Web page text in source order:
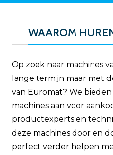
WAAROM
Op zoek naar machines
lange termijn maar met
van Euromat? We
machines aan voor
productexperts en
deze machines door en
perfect verder helpen